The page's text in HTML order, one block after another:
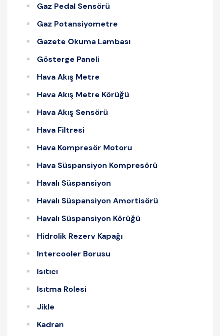
Gaz Pedal Sensörü
Gaz Potansiyometre
Gazete Okuma Lambası
Gösterge Paneli
Hava Akış Metre
Hava Akış Metre Körüğü
Hava Akış Sensörü
Hava Filtresi
Hava Kompresör Motoru
Hava Süspansiyon Kompresörü
Havalı Süspansiyon
Havalı Süspansiyon Amortisörü
Havalı Süspansiyon Körüğü
Hidrolik Rezerv Kapağı
Intercooler Borusu
Isıtıcı
Isıtma Rolesi
Jikle
Kadran